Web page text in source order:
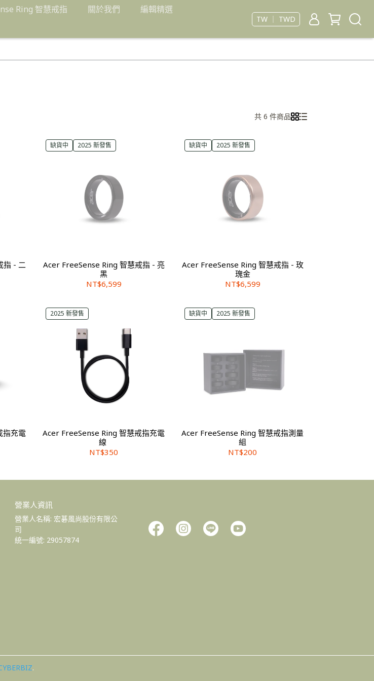
Ring 智慧戒指 關於我們
編輯精選
TW ｜ TWD
共 6 件商品
指 - 二
缺貨中 2025 新發售
Acer FreeSense Ring 智慧戒指 - 亮
黑
NT$6,599
缺貨中 2025 新發售
Acer FreeSense Ring 智慧戒指 - 玫
瑰金
NT$6,599
指充電
2025 新發售
Acer FreeSense Ring 智慧戒指充電
線
NT$350
缺貨中 2025 新發售
Acer FreeSense Ring 智慧戒指測量
組
NT$200
營業人資訊
營業人名稱: 宏碁風尚股份有限公
司
統一編號: 29057874
.